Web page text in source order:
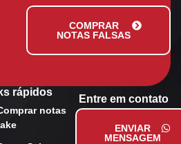
COMPRAR
NOTAS FALSAS
rápidos
notas
Entre em contato
ENVIAR
MENSAGEM